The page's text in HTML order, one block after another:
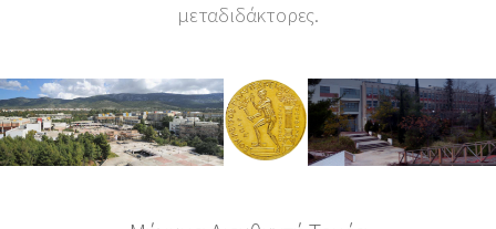
μεταδιδάκτορες.